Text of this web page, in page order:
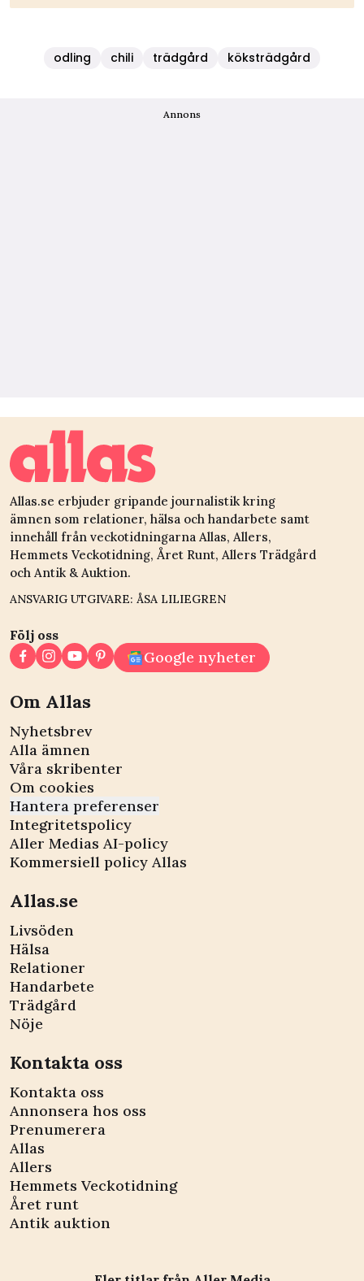
odling chili trädgård köksträdgård
Annons
Allas.se erbjuder gripande journalistik kring
ämnen som relationer, hälsa och handarbete samt
innehåll från veckotidningarna Allas, Allers,
Hemmets Veckotidning, Året Runt, Allers Trädgård
och Antik & Auktion.
ANSVARIG UTGIVARE: ÅSA LILIEGREN
Följ oss
Google nyheter
Om Allas
Nyhetsbrev
Alla ämnen
Våra skribenter
Om cookies
Hantera preferenser
Integritetspolicy
Aller Medias AI-policy
Kommersiell policy Allas
Allas.se
Livsöden
Hälsa
Relationer
Handarbete
Trädgård
Nöje
Kontakta oss
Kontakta oss
Annonsera hos oss
Prenumerera
Allas
Allers
Hemmets Veckotidning
Året runt
Antik auktion